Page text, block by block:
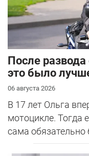
После
это было
06 августа 2026
В 17 лет Ольга
мотоцикле. Тогда
сама обязательно